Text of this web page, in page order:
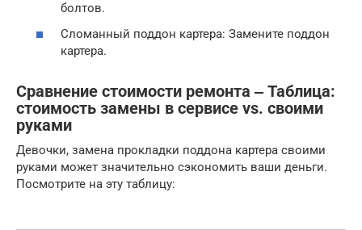
болтов.
Сломанный поддон картера: Замените поддон
картера.
Сравнение стоимости ремонта ‒ Таблица:
стоимость замены в сервисе vs. своими
руками
Девочки, замена прокладки поддона картера своими
руками может значительно сэкономить ваши деньги.
Посмотрите на эту таблицу: